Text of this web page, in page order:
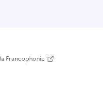
Francophonie